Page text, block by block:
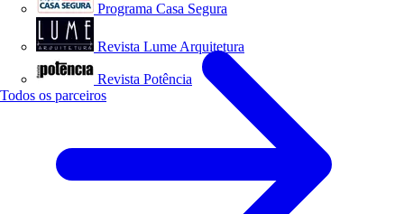
Programa Casa Segura
Revista Lume Arquitetura
Revista Potência
Todos os parceiros